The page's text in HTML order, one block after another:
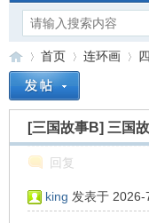
»
首页
›
连环画
›
[三国故事B] 三国
回复
king 发表于